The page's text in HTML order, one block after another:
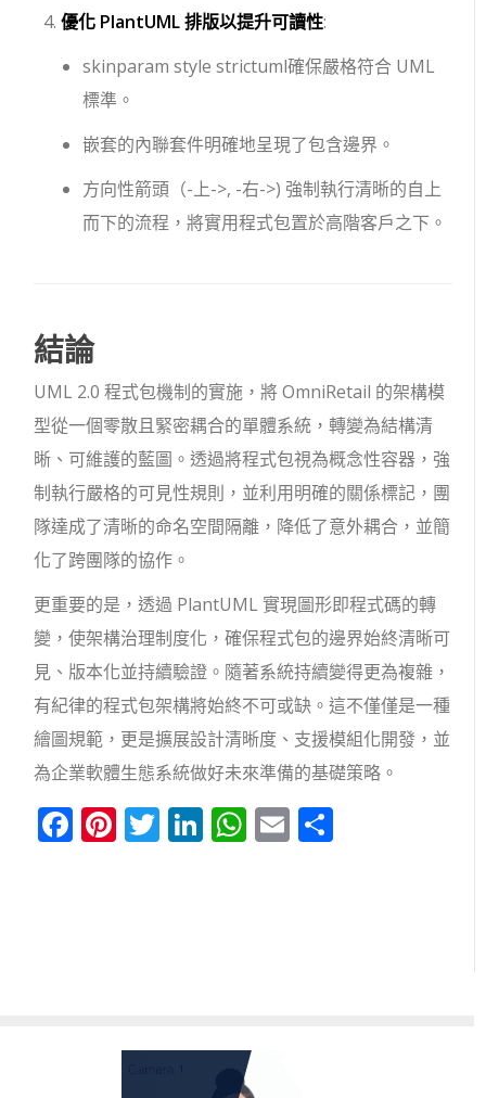
優化 PlantUML 排版以提升可讀性:
skinparam style strictuml確保嚴格符合 UML
標準。
嵌套的內聯套件明確地呈現了包含邊界。
方向性箭頭（-上->, -右->) 強制執行清晰的自上
而下的流程，將實用程式包置於高階客戶之下。
結論
UML 2.0 程式包機制的實施，將 OmniRetail 的架構模
型從一個零散且緊密耦合的單體系統，轉變為結構清
晰、可維護的藍圖。透過將程式包視為概念性容器，強
制執行嚴格的可見性規則，並利用明確的關係標記，團
隊達成了清晰的命名空間隔離，降低了意外耦合，並簡
化了跨團隊的協作。
更重要的是，透過 PlantUML 實現圖形即程式碼的轉
變，使架構治理制度化，確保程式包的邊界始終清晰可
見、版本化並持續驗證。隨著系統持續變得更為複雜，
有紀律的程式包架構將始終不可或缺。這不僅僅是一種
繪圖規範，更是擴展設計清晰度、支援模組化開發，並
為企業軟體生態系統做好未來準備的基礎策略。
Facebook
Pinterest
Twitter
LinkedIn
WhatsApp
Email